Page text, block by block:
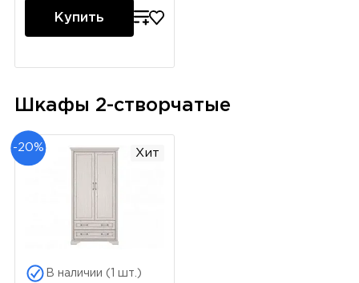
Купить
Шкафы 2-створчатые
-20% Хит
В наличии (1 шт.)